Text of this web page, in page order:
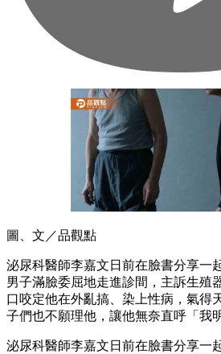
圖、文／品觀點
泌尿科醫師李嘉文日前在臉書分享一
男子滿臉委屈地走進診間，主訴生殖
口咬定他在外亂搞、染上性病，氣得
子們也不願理他，讓他無奈直呼「我
泌尿科醫師李嘉文日前在臉書分享一